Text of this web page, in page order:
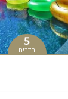
5
חדרים